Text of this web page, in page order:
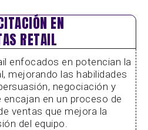
EN
RETAIL
enfocados en potencian la
mejorando las habilidades
negociación y
en un proceso de
ventas que mejora la
del equipo.